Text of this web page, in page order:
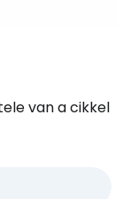
van a cikkel